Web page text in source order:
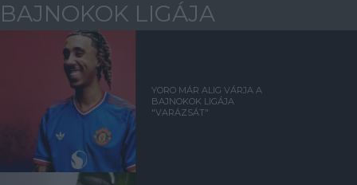
BAJNOKOK LIGÁJA
YORO MÁR ALIG VÁRJA A
BAJNOKOK LIGÁJA
"VARÁZSÁT"